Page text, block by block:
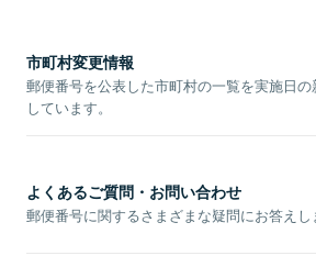
市町村変更情報
郵便番号を公表した市町村の一覧を実施日
しています。
よくあるご質問・お問い合わせ
郵便番号に関するさまざまな疑問にお答えし